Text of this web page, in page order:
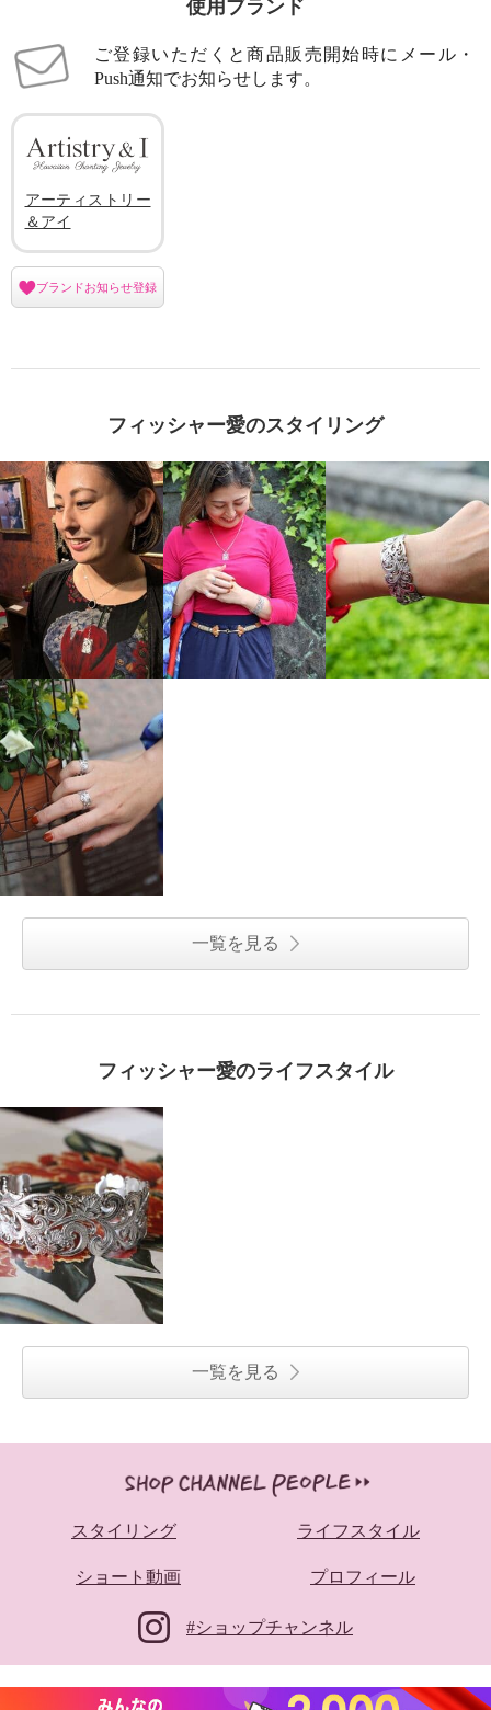
使用ブランド
ご登録いただくと商品販売開始時にメール・
Push通知でお知らせします。
アーティストリー
＆アイ
ブランドお知らせ登録
フィッシャー愛のスタイリング
一覧を見る
フィッシャー愛のライフスタイル
一覧を見る
スタイリング ライフスタイル
ショート動画 プロフィール
#ショップチャンネル